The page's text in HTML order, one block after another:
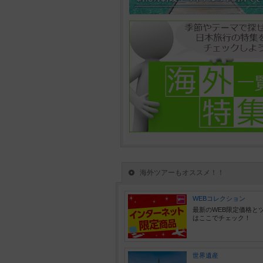
海外ツアーもオススメ！！
WEBコレクション
最新のWEB限定価格と
はここでチェック！
世界遺産